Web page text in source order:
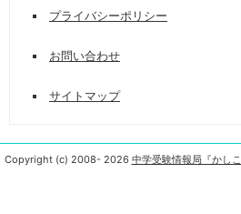
プライバシーポリシー
お問い合わせ
サイトマップ
Copyright (c) 2008- 2026 中学受験情報局『かし